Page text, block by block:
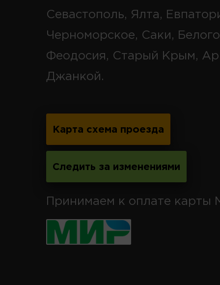
Севастополь, Ялта,
Черноморское, Саки,
Феодосия, Старый Крым,
Джанкой.
Карта схема проезда
Следить за изменениями
Принимаем к оплате карты